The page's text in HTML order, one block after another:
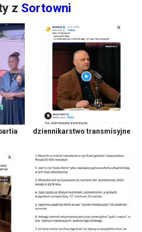
z Sortowni
dziennikarstwo transmisyjne